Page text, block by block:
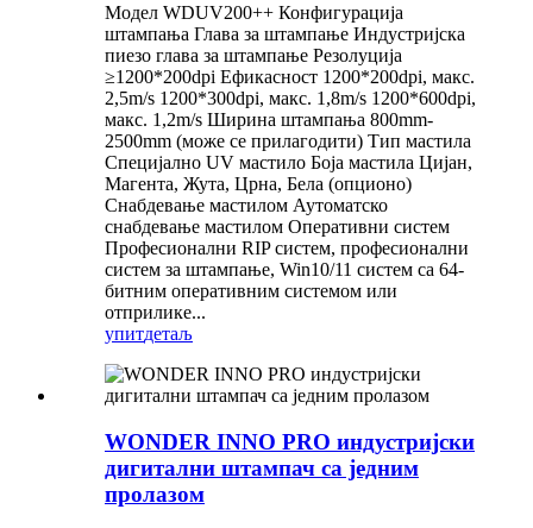
Модел WDUV200++ Конфигурација
штампања Глава за штампање Индустријска
пиезо глава за штампање Резолуција
≥1200*200dpi Ефикасност 1200*200dpi, макс.
2,5m/s 1200*300dpi, макс. 1,8m/s 1200*600dpi,
макс. 1,2m/s Ширина штампања 800mm-
2500mm (може се прилагодити) Тип мастила
Специјално UV мастило Боја мастила Цијан,
Магента, Жута, Црна, Бела (опционо)
Снабдевање мастилом Аутоматско
снабдевање мастилом Оперативни систем
Професионални RIP систем, професионални
систем за штампање, Win10/11 систем са 64-
битним оперативним системом или
отприлике...
упитдетаљ
WONDER INNO PRO индустријски
дигитални штампач са једним
пролазом